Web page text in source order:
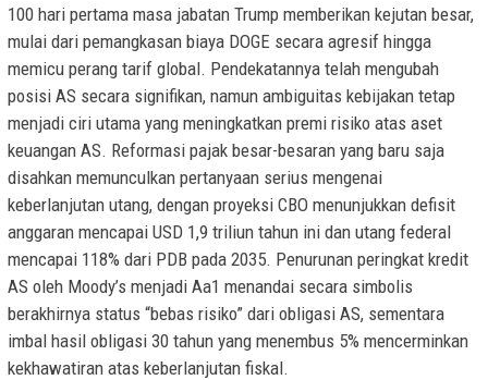
100 hari pertama masa jabatan Trump memberikan kejutan besar,
mulai dari pemangkasan biaya DOGE secara agresif hingga
memicu perang tarif global. Pendekatannya telah mengubah
posisi AS secara signifikan, namun ambiguitas kebijakan tetap
menjadi ciri utama yang meningkatkan premi risiko atas aset
keuangan AS. Reformasi pajak besar-besaran yang baru saja
disahkan memunculkan pertanyaan serius mengenai
keberlanjutan utang, dengan proyeksi CBO menunjukkan defisit
anggaran mencapai USD 1,9 triliun tahun ini dan utang federal
mencapai 118% dari PDB pada 2035. Penurunan peringkat kredit
AS oleh Moody’s menjadi Aa1 menandai secara simbolis
berakhirnya status “bebas risiko” dari obligasi AS, sementara
imbal hasil obligasi 30 tahun yang menembus 5% mencerminkan
kekhawatiran atas keberlanjutan fiskal.